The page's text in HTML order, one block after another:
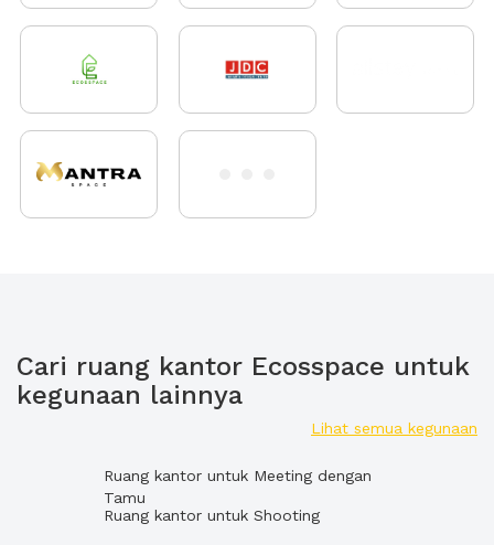
Cari ruang kantor Ecosspace untuk
kegunaan lainnya
Lihat semua kegunaan
Ruang kantor untuk Meeting dengan
Tamu
Ruang kantor untuk Shooting